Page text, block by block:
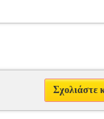
Σχολιάστε